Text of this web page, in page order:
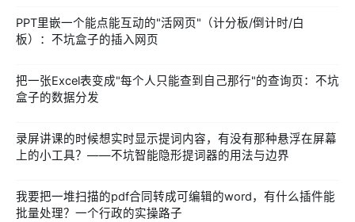
PPT里嵌一个能点能互动的"活网页"（计分板/倒计时/白
板）：不坑盒子的插入网页
把一张Excel表变成"每个人只能查到自己那行"的查询页：不坑
盒子的数据分发
录屏讲课的时候想实时显示提词内容，有没有那种悬浮在屏幕
上的小工具？——不坑智能隐形提词器的用法与边界
我要把一堆扫描的pdf合同转成可编辑的word，有什么插件能
批量处理？一个行政的实操路子